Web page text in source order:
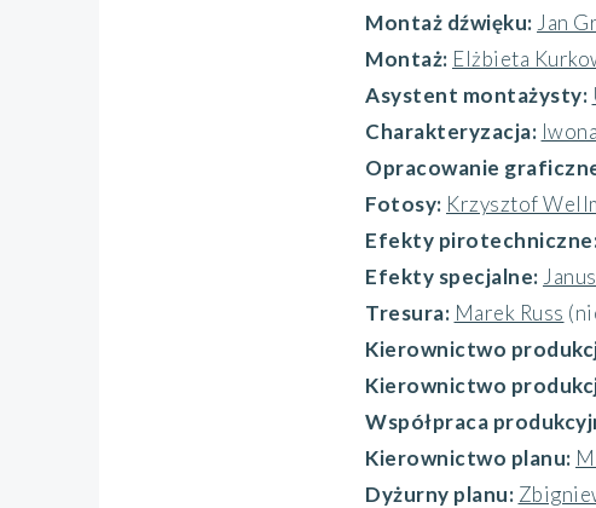
Montaż dźwięku: Jan
Montaż: Elżbieta
Asystent montażysty:
Charakteryzacja:
Opracowanie
Fotosy: Krzysztof
Efekty
Efekty specjalne:
Tresura: Marek Russ
Kierownictwo
Kierownictwo
Współpraca
Kierownictwo planu:
Dyżurny planu: